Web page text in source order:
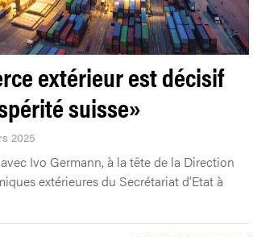
extérieur est décisif
suisse»
2025
Ivo Germann, à la tête de la Direction
extérieures du Secrétariat d’Etat à